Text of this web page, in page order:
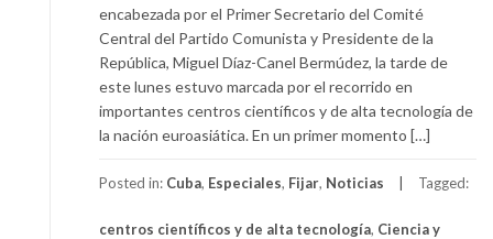
encabezada por el Primer Secretario del Comité
Central del Partido Comunista y Presidente de la
República, Miguel Díaz-Canel Bermúdez, la tarde de
este lunes estuvo marcada por el recorrido en
importantes centros científicos y de alta tecnología de
la nación euroasiática. En un primer momento […]
Posted in: Cuba, Especiales, Fijar, Noticias Tagged:
centros científicos y de alta tecnología, Ciencia y